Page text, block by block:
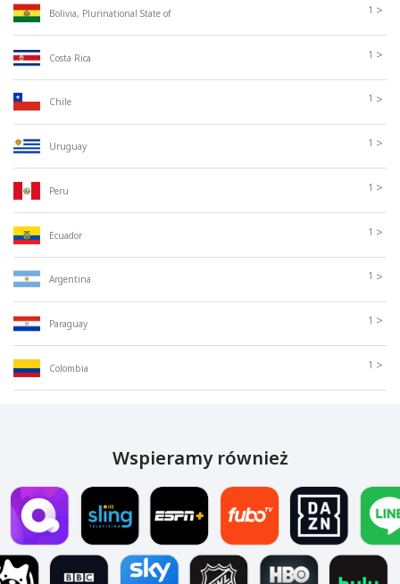
Bolivia, Plurinational State of 1 >
Costa Rica 1 >
Chile 1 >
Uruguay 1 >
Peru 1 >
Ecuador 1 >
Argentina 1 >
Paraguay 1 >
Colombia 1 >
Wspieramy również